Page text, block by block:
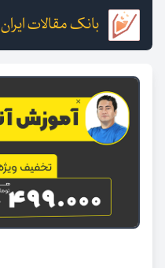
بانک مقالات ایران